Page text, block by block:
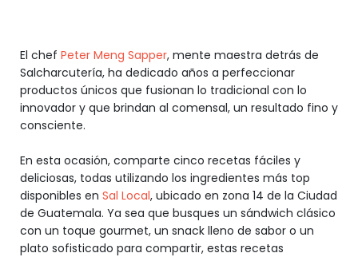
El chef Peter Meng Sapper, mente maestra detrás de
Salcharcutería, ha dedicado años a perfeccionar
productos únicos que fusionan lo tradicional con lo
innovador y que brindan al comensal, un resultado fino y
consciente.
En esta ocasión, comparte cinco recetas fáciles y
deliciosas, todas utilizando los ingredientes más top
disponibles en Sal Local, ubicado en zona 14 de la Ciudad
de Guatemala. Ya sea que busques un sándwich clásico
con un toque gourmet, un snack lleno de sabor o un
plato sofisticado para compartir, estas recetas